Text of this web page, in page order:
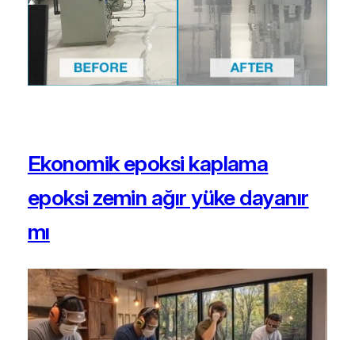
Ekonomik epoksi kaplama
epoksi zemin ağır yüke dayanır
mı